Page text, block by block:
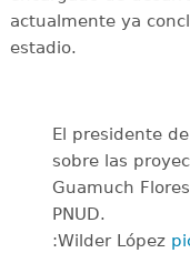
actualmente ya
estadio.
El presidente
sobre las
Guamuch
PNUD.
:Wilder López